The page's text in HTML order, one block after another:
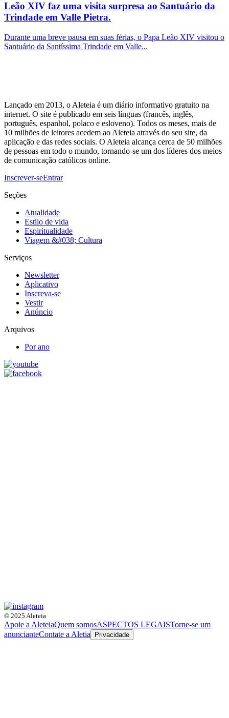
Leão XIV faz uma visita surpresa ao Santuário da
Trindade em Valle Pietra.
Durante uma breve pausa em suas férias, o Papa Leão XIV visitou o
Santuário da Santíssima Trindade em Valle...
Lançado em 2013, o Aleteia é um diário informativo gratuito na
internet. O site é publicado em seis línguas (francês, inglês,
português, espanhol, polaco e esloveno). Todos os meses, mais de
10 milhões de leitores acedem ao Aleteia através do seu site, da
aplicação e das redes sociais. O Aleteia alcança cerca de 50 milhões
de pessoas em todo o mundo, tornando-se um dos líderes dos meios
de comunicação católicos online.
Inscrever-seEntrar
Seções
Atualidade
Estilo de vida
Espiritualidade
Viagem &#038; Cultura
Serviços
Newsletter
Aplicativo
Inscreva-se
Vestir
Anúncio
Arquivos
Por ano
© 2025 Aleteia
Apoie a AleteiaQuem somosASPECTOS LEGAISTorne-se um
anuncianteContate a Aletia Privacidade